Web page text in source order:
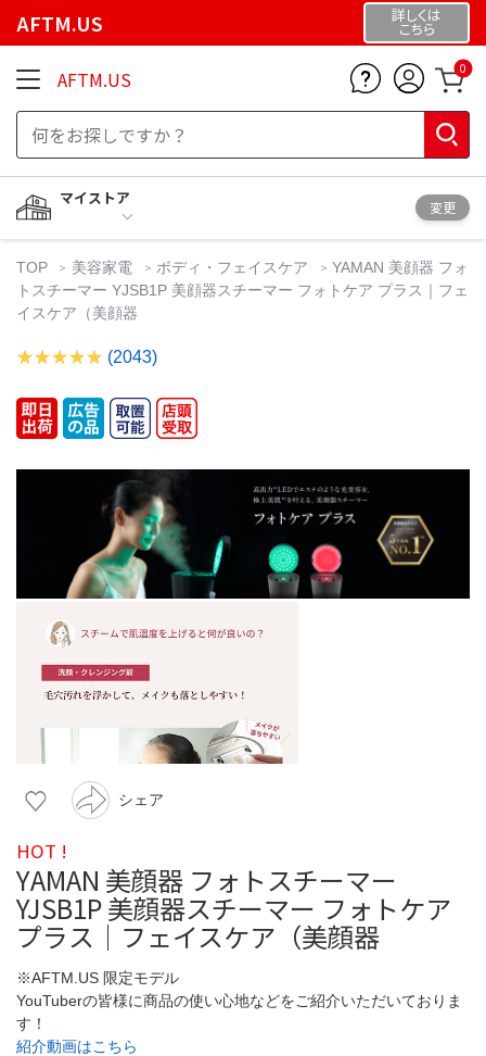
AFTM.US 詳しくは
こちら
AFTM.US 0
マイストア
変更
TOP 美容家電 ボディ・フェイスケア
YAMAN 美顔器 フォ
トスチーマー YJSB1P 美顔器スチーマー フォトケア プラス｜フェ
イスケア（美顔器
(2043)
シェア
HOT !
YAMAN 美顔器 フォトスチーマー
YJSB1P 美顔器スチーマー フォトケア
プラス｜フェイスケア（美顔器
※AFTM.US 限定モデル
YouTuberの皆様に商品の使い心地などをご紹介いただいておりま
す！
紹介動画はこちら